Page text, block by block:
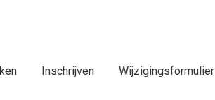
Inschrijven Wijzigingsformulier